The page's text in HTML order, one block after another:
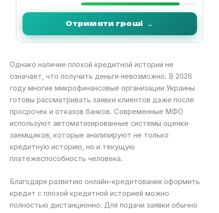
Отримати гроші →
Однако наличие плохой кредитной истории не
означает, что получить деньги невозможно. В 2026
году многие микрофинансовые организации Украины
готовы рассматривать заявки клиентов даже после
просрочек и отказов банков. Современные МФО
используют автоматизированные системы оценки
заемщиков, которые анализируют не только
кредитную историю, но и текущую
платежеспособность человека.
Благодаря развитию онлайн-кредитования оформить
кредит с плохой кредитной историей можно
полностью дистанционно. Для подачи заявки обычно